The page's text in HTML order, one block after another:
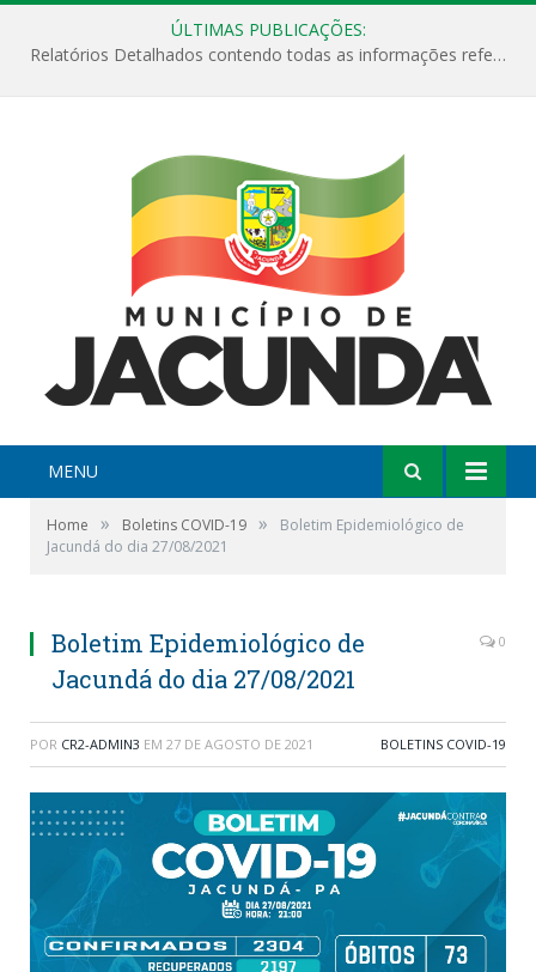
ÚLTIMAS PUBLICAÇÕES:
Relatórios Detalhados contendo todas as informações referentes a execução de recursos destinados ao fomento de projetos culturais no Município de Jacundá entre os anos de 2022 ao presente ano de 2026.
MENU
Home » Boletins COVID-19 »
Boletim Epidemiológico de
Jacundá do dia 27/08/2021
Boletim Epidemiológico de
Jacundá do dia 27/08/2021
0
POR CR2-ADMIN3 EM 27 DE AGOSTO DE 2021 BOLETINS COVID-19